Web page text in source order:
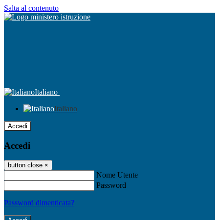
Salta al contenuto
Italiano
Italiano
Accedi
Accedi
button close ×
Nome Utente
Password
Password dimenticata?